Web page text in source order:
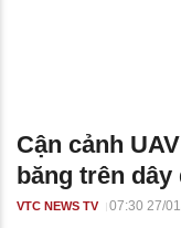
Cận cảnh
băng trên
VTC NEWS TV 07:30 27/